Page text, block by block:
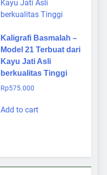
Kaligrafi Basmalah –
Model 21 Terbuat dari
Kayu Jati Asli
berkualitas Tinggi
Rp575.000
Add to cart